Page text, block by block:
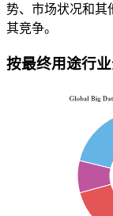
势、市场状况和其
其竞争。
按最终用途行